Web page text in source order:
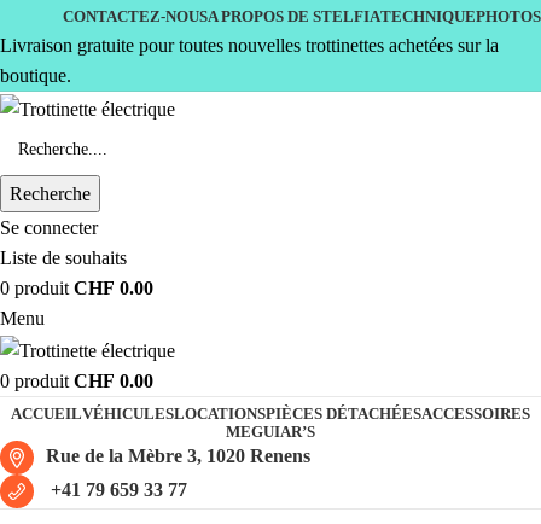
CONTACTEZ-NOUSA PROPOS DE STELFIATECHNIQUEPHOTOS
Livraison gratuite pour toutes nouvelles trottinettes achetées sur la
boutique.
Recherche
Se connecter
Liste de souhaits
0 produit CHF 0.00
Menu
0 produit CHF 0.00
ACCUEILVÉHICULESLOCATIONSPIÈCES DÉTACHÉESACCESSOIRES
MEGUIAR’S
Rue de la Mèbre 3, 1020 Renens
+41 79 659 33 77